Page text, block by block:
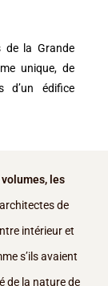
de la Grande
unique, de
d’un édifice
les
de
intérieur et
s’ils avaient
de la nature de